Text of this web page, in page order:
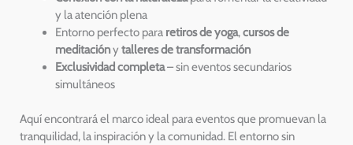
y la atención plena
Entorno perfecto para retiros de yoga,cursos de
meditacióny talleres de transformación
Exclusividad completa– sin eventos secundarios
simultáneos
Aquí encontrará el marco ideal para eventos que promuevan la
tranquilidad, la inspiración y la comunidad. El entorno sin